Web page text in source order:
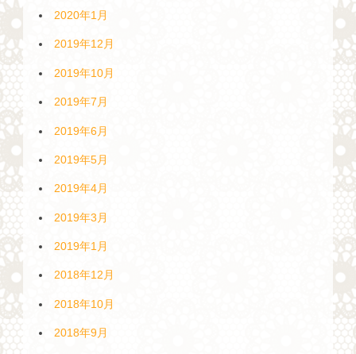
2020年1月
2019年12月
2019年10月
2019年7月
2019年6月
2019年5月
2019年4月
2019年3月
2019年1月
2018年12月
2018年10月
2018年9月